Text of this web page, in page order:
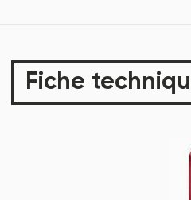
Fiche